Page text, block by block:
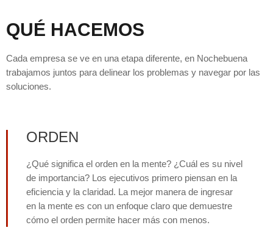
QUÉ HACEMOS
Cada empresa se ve en una etapa diferente, en Nochebuena
trabajamos juntos para delinear los problemas y navegar por las
soluciones.
ORDEN
¿Qué significa el orden en la mente? ¿Cuál es su nivel
de importancia? Los ejecutivos primero piensan en la
eficiencia y la claridad. La mejor manera de ingresar
en la mente es con un enfoque claro que demuestre
cómo el orden permite hacer más con menos.